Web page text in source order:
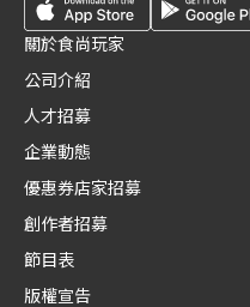
關於食尚玩家
公司介紹
人才招募
企業動態
優惠券店家招募
創作者招募
節目表
版權宣告